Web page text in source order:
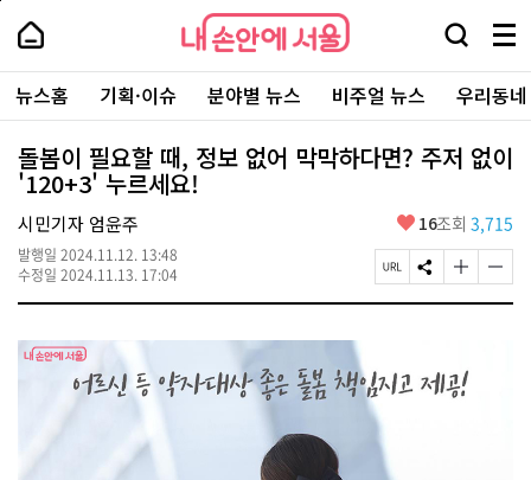
본
로
가
내
손
안
에
서
울
-
서
울
시
대
표
소
통
포
내
손
에
울
검
창
열
기
메
뉴
전
체
보
기
주
요
서
뉴스홈 기획·이슈 분야별 뉴스 비주얼 뉴스 우리동
돌봄이 필요할 때, 정보 없어 막막하다면? 주저 없이
'120+3' 누르세요!
시민기자 엄윤주
발행일 2024.11.12. 13:48
수정일 2024.11.13. 17:04
좋
요
16조회 3,715
페
이
L
복
S
N
하
기
글
자
게
변
글
자
페
상
단
로